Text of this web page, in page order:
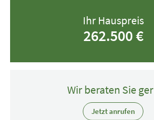
Ihr Hauspreis
262.500 €
Wir beraten Sie
Jetzt anrufen